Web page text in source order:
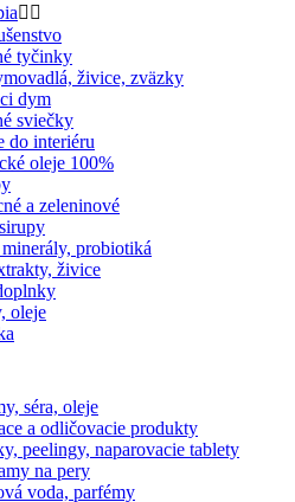
 
tyčinky
živice, zväzky
dym
sviečky
do interiéru
oleje 100%
a zeleninové
probiotiká
živice
oleje
séra, oleje
a odličovacie produkty
peelingy, naparovacie tablety
na pery
voda, parfémy